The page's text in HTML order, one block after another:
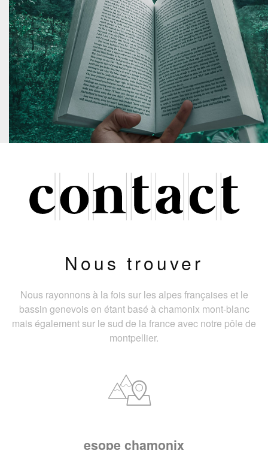
Nous trouver
Nous rayonnons à la fois sur les alpes françaises et le
bassin genevois en étant basé à chamonix mont-blanc
mais également sur le sud de la france avec notre pôle de
montpellier.
esope chamonix